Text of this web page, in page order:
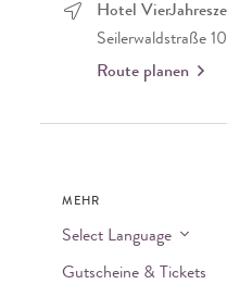
Hotel
Seilerwaldstraße
Route planen
MEHR
Select Language
Gutscheine & Tickets